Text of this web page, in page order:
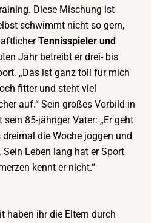
Diese Mischung ist
schwimmt nicht so gern,
Tennisspieler und
Jahr betreibt er drei- bis
„Das ist ganz toll für mich
fitter und steht viel
auf.“ Sein großes Vorbild in
85-jähriger Vater: „Er geht
die Woche joggen und
Leben lang hat er Sport
kennt er nicht.“
haben ihr die Eltern durch